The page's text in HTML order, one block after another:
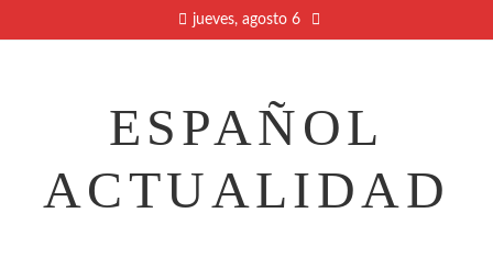
jueves, agosto 6
ESPAÑOL
ACTUALIDAD